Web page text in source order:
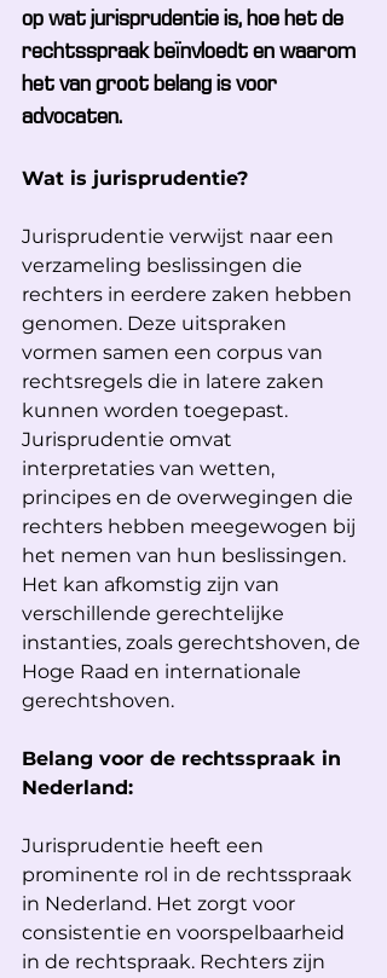
op wat jurisprudentie is, hoe het de
rechtsspraak beïnvloedt en waarom
het van groot belang is voor
advocaten.
Wat is jurisprudentie?
Jurisprudentie verwijst naar een
verzameling beslissingen die
rechters in eerdere zaken hebben
genomen. Deze uitspraken
vormen samen een corpus van
rechtsregels die in latere zaken
kunnen worden toegepast.
Jurisprudentie omvat
interpretaties van wetten,
principes en de overwegingen die
rechters hebben meegewogen bij
het nemen van hun beslissingen.
Het kan afkomstig zijn van
verschillende gerechtelijke
instanties, zoals gerechtshoven, de
Hoge Raad en internationale
gerechtshoven.
Belang voor de rechtsspraak in
Nederland:
Jurisprudentie heeft een
prominente rol in de rechtsspraak
in Nederland. Het zorgt voor
consistentie en voorspelbaarheid
in de rechtspraak. Rechters zijn